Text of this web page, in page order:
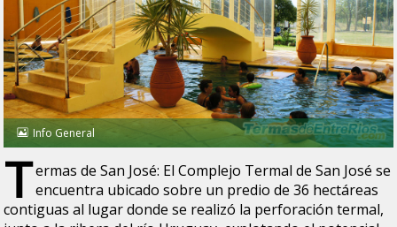
Info General
Termas de San José: El Complejo Termal de San José se
encuentra ubicado sobre un predio de 36 hectáreas
contiguas al lugar donde se realizó la perforación termal,